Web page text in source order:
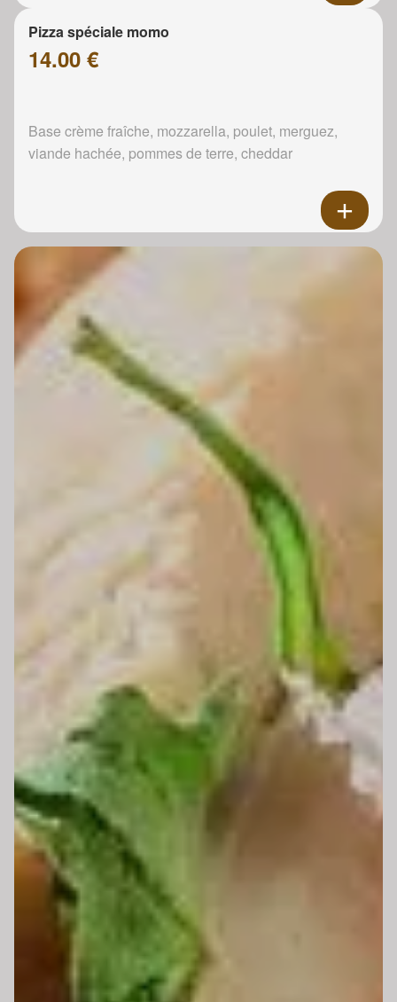
Pizza spéciale momo
14.00 €
Base crème fraîche, mozzarella, poulet, merguez,
viande hachée, pommes de terre, cheddar